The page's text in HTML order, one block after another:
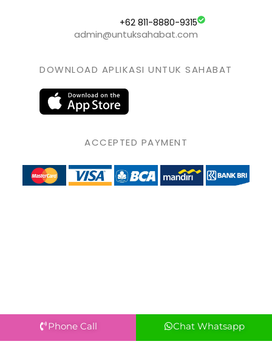
+62 811-8880-9315
admin@untuksahabat.com
DOWNLOAD APLIKASI UNTUK SAHABAT
ACCEPTED PAYMENT
Phone Call Chat Whatsapp